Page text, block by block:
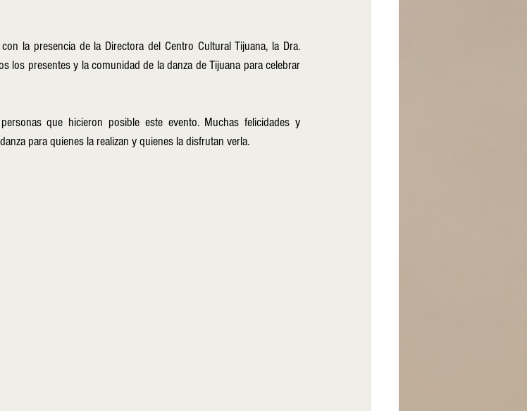
la presencia de la Directora del Centro Cultural Tijuana, la Dra.
los presentes y la comunidad de la danza de Tijuana para celebrar
que hicieron posible este evento. Muchas felicidades y
para quienes la realizan y quienes la disfrutan verla.